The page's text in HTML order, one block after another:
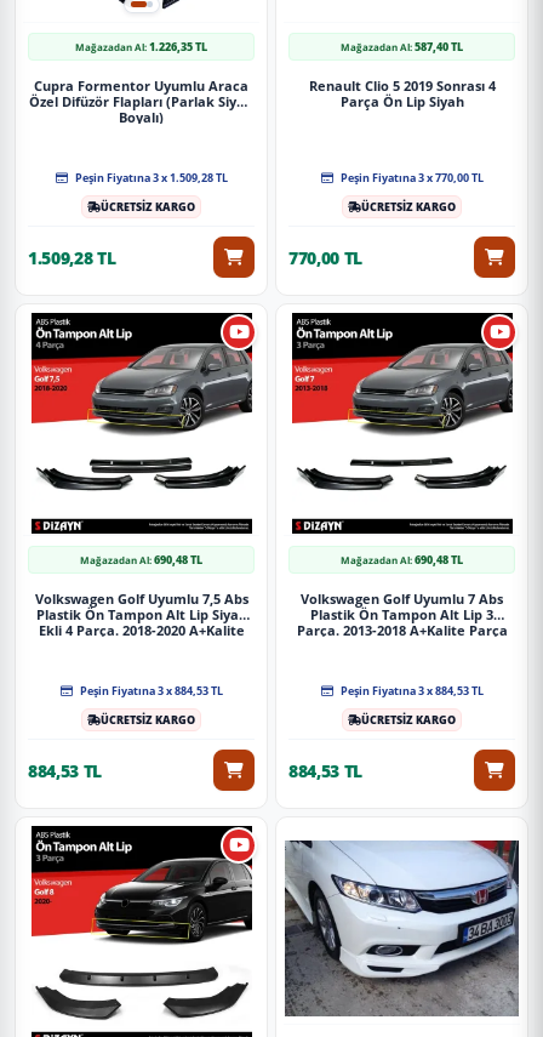
Mağazadan Al:1.226,35 TL
Cupra Formentor Uyumlu Araca
Özel Difüzör Flapları (Parlak Siyah
Boyalı)
Peşin Fiyatına 3 x 1.509,28 TL
ÜCRETSİZ KARGO
1.509,28 TL
Mağazadan Al:587,40 TL
Renault Clio 5 2019 Sonrası 4
Parça Ön Lip Siyah
Peşin Fiyatına 3 x 770,00 TL
ÜCRETSİZ KARGO
770,00 TL
Mağazadan Al:690,48 TL
Volkswagen Golf Uyumlu 7,5 Abs
Plastik Ön Tampon Alt Lip Siyah
Ekli 4 Parça. 2018-2020 A+Kalite
Peşin Fiyatına 3 x 884,53 TL
ÜCRETSİZ KARGO
884,53 TL
Mağazadan Al:690,48 TL
Volkswagen Golf Uyumlu 7 Abs
Plastik Ön Tampon Alt Lip 3
Parça. 2013-2018 A+Kalite Parça
Peşin Fiyatına 3 x 884,53 TL
ÜCRETSİZ KARGO
884,53 TL